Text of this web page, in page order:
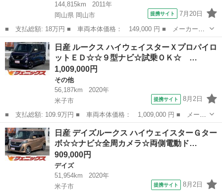
144,815km
2011年
岡山県 岡山市
提携サイト 7月20日
■ 支払総額: 18万円 ■ 車両本体価格： 149,000 円 ■ メーカー
名： 日産 ■ 車種名： モコ ■ グレード名： Ｓ キーレス 電
格ミラー 前後ドライブレコーダー フル装備 Ｗエアバッグ ベン
チシート フルフ...
岡山 岡山市 モコ
日産 ルークス ハイウェイスターＸプロパイロ
ットＥＤ☆☆９型ナビ☆試乗ＯＫ☆ …
1,009,000円
その他
56,187km
2020年
米子市
提携サイト 8月2日
■ 支払総額: 109.9万円 ■ 車両本体価格： 1,009,000 円 ■ メーカ
ー名： 日産 ■ 車種名： ルークス ■ グレード名： ハイウェイ
スターＸプロパイロットＥＤ☆☆９型ナビ☆試乗ＯＫ☆ 禁煙車☆９
型ナビ☆...
鳥取 米子市 その他
日産 デイズルークス ハイウェイスターＧター
ボ☆☆ナビ☆全周カメラ☆両側電動ド…
909,000円
デイズ
51,954km
2020年
米子市
提携サイト 8月2日